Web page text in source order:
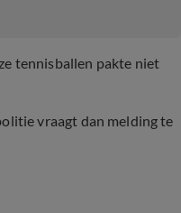
tennisballen pakte niet
vraagt dan melding te